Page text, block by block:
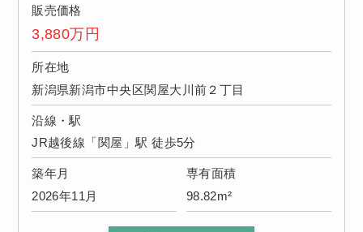
販売価格
3,880万円
所在地
新潟県新潟市中央区関屋大川前２丁目
沿線・駅
JR越後線「関屋」駅 徒歩5分
築年月
2026年11月
専有面積
98.82m²